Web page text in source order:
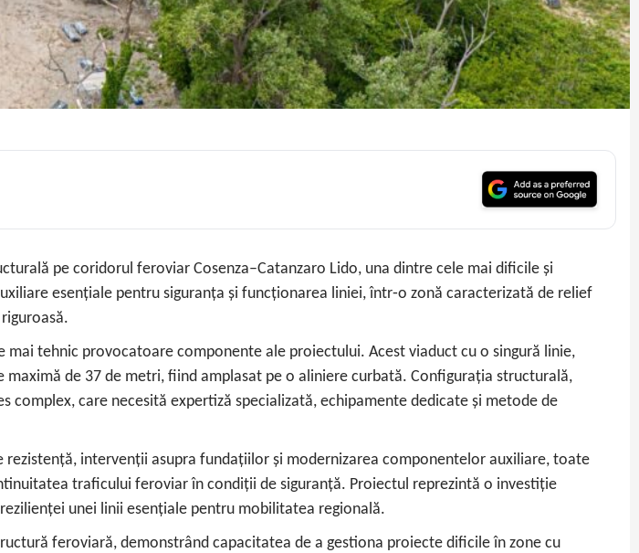
pe coridorul feroviar Cosenza–Catanzaro Lido, una dintre cele mai dificile și
esențiale pentru siguranța și funcționarea liniei, într‑o zonă caracterizată de relief
tehnic provocatoare componente ale proiectului. Acest viaduct cu o singură linie,
de 37 de metri, fiind amplasat pe o aliniere curbată. Configurația structurală,
care necesită expertiză specializată, echipamente dedicate și metode de
intervenții asupra fundațiilor și modernizarea componentelor auxiliare, toate
traficului feroviar în condiții de siguranță. Proiectul reprezintă o investiție
unei linii esențiale pentru mobilitatea regională.
feroviară, demonstrând capacitatea de a gestiona proiecte dificile în zone cu